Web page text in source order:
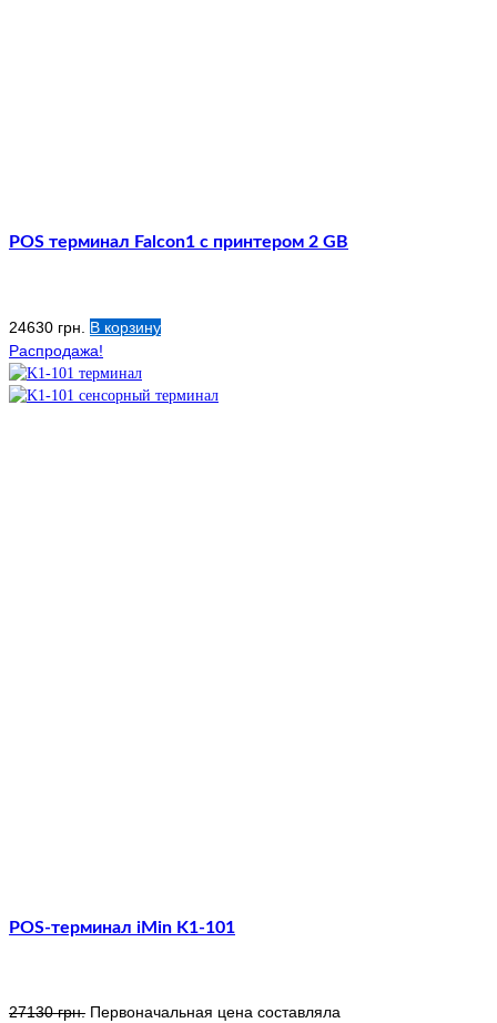
POS терминал Falcon1 с принтером 2 GB
24630 грн.
В корзину
Распродажа!
POS-терминал iMin K1-101
27130грн. Первоначальная цена составляла